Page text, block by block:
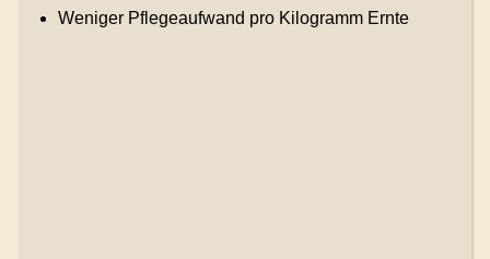
Weniger Pflegeaufwand pro Kilogramm Ernte